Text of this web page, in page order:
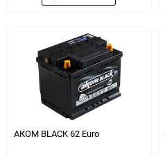
АКОМ BLACK 62 Euro